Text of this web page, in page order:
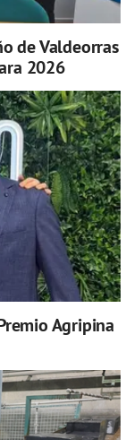
de Valdeorras
2026
Agripina